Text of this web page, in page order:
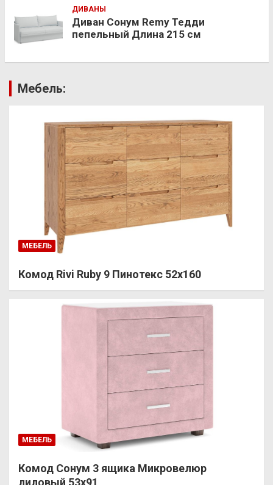
ДИВАНЫ
Диван Сонум Remy Тедди
пепельный Длина 215 см
Мебель:
МЕБЕЛЬ
Комод Rivi Ruby 9 Пинотекс 52х160
МЕБЕЛЬ
Комод Сонум 3 ящика Микровелюр
лиловый 53х91